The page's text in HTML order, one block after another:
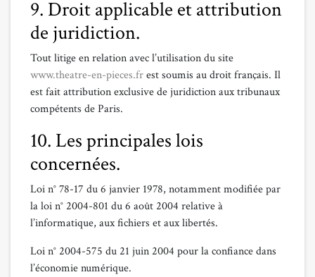
9. Droit applicable et attribution
de juridiction.
Tout litige en relation avec l’utilisation du site
www.theatre-en-pieces.frest soumis au droit français. Il
est fait attribution exclusive de juridiction aux tribunaux
compétents de Paris.
10. Les principales lois
concernées.
Loi n° 78-17 du 6 janvier 1978, notamment modifiée par
la loi n° 2004-801 du 6 août 2004 relative à
l’informatique, aux fichiers et aux libertés.
Loi n° 2004-575 du 21 juin 2004 pour la confiance dans
l’économie numérique.